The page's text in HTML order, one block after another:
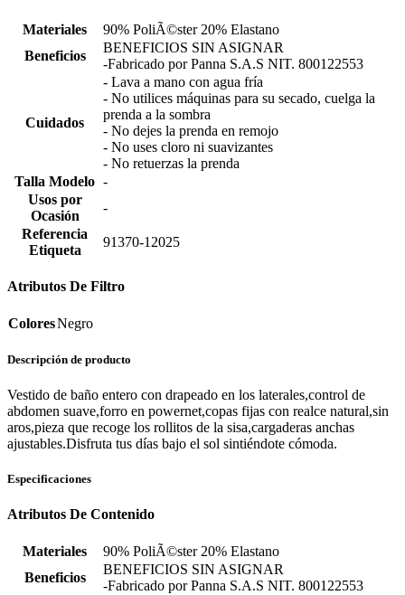
Materiales
90% PoliÃ©ster 20% Elastano
Beneficios
BENEFICIOS SIN ASIGNAR
-Fabricado por Panna S.A.S NIT. 800122553
Cuidados
- Lava a mano con agua fría
- No utilices máquinas para su secado, cuelga la
prenda a la sombra
- No dejes la prenda en remojo
- No uses cloro ni suavizantes
- No retuerzas la prenda
Talla Modelo -
Usos por
Ocasión
-
Referencia
Etiqueta
91370-12025
Atributos De Filtro
ColoresNegro
Descripción de producto
Vestido de baño entero con drapeado en los laterales,control de
abdomen suave,forro en powernet,copas fijas con realce natural,sin
aros,pieza que recoge los rollitos de la sisa,cargaderas anchas
ajustables.Disfruta tus días bajo el sol sintiéndote cómoda.
Especificaciones
Atributos De Contenido
Materiales
90% PoliÃ©ster 20% Elastano
Beneficios
BENEFICIOS SIN ASIGNAR
-Fabricado por Panna S.A.S NIT. 800122553